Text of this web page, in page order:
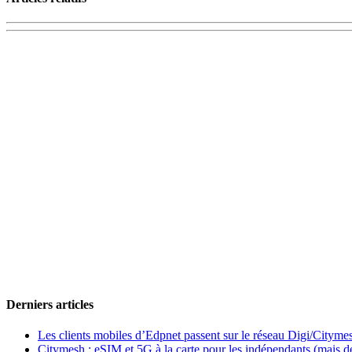
Derniers articles
Les clients mobiles d’Edpnet passent sur le réseau Digi/